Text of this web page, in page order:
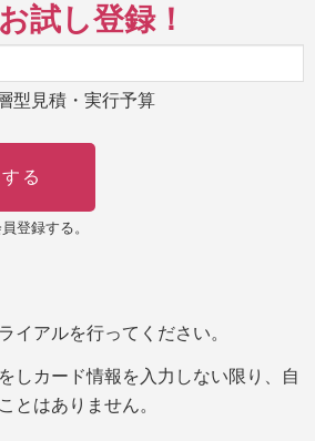
試し登録！
型見積・実行予算
る
登録する。
イアルを行ってください。
しカード情報を入力しない限り、自
とはありません。